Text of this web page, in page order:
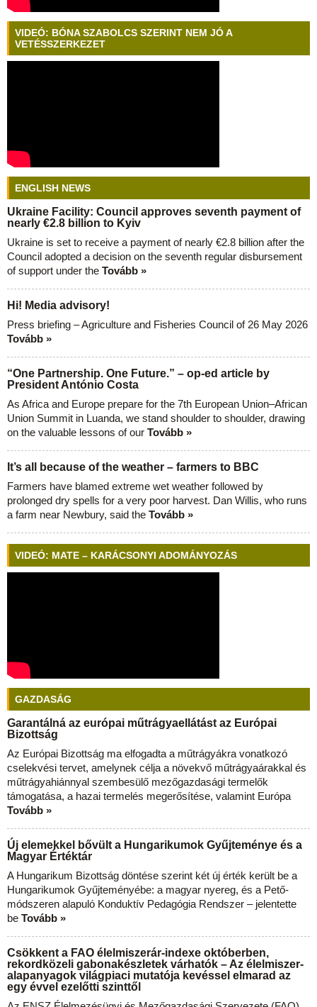
VIDEÓ: BÓNA SZABOLCS SZERINT NEM JÓ A
VETÉSSZERKEZET
ENGLISH NEWS
Ukraine Facility: Council approves seventh payment of
nearly €2.8 billion to Kyiv
Ukraine is set to receive a payment of nearly €2.8 billion after the
Council adopted a decision on the seventh regular disbursement
of support under the Tovább »
Hi! Media advisory!
Press briefing – Agriculture and Fisheries Council of 26 May 2026
Tovább »
“One Partnership. One Future.” – op-ed article by
President António Costa
As Africa and Europe prepare for the 7th European Union–African
Union Summit in Luanda, we stand shoulder to shoulder, drawing
on the valuable lessons of our Tovább »
It’s all because of the weather – farmers to BBC
Farmers have blamed extreme wet weather followed by
prolonged dry spells for a very poor harvest. Dan Willis, who runs
a farm near Newbury, said the Tovább »
VIDEÓ: MATE – KARÁCSONYI ADOMÁNYOZÁS
GAZDASÁG
Garantálná az európai műtrágyaellátást az Európai
Bizottság
Az Európai Bizottság ma elfogadta a műtrágyákra vonatkozó
cselekvési tervet, amelynek célja a növekvő műtrágyaárakkal és
műtrágyahiánnyal szembesülő mezőgazdasági termelők
támogatása, a hazai termelés megerősítése, valamint Európa
Tovább »
Új elemekkel bővült a Hungarikumok Gyűjteménye és a
Magyar Értéktár
A Hungarikum Bizottság döntése szerint két új érték került be a
Hungarikumok Gyűjteményébe: a magyar nyereg, és a Pető-
módszeren alapuló Konduktív Pedagógia Rendszer – jelentette
be Tovább »
Csökkent a FAO élelmiszerár-indexe októberben,
rekordközeli gabonakészletek várhatók – Az élelmiszer-
alapanyagok világpiaci mutatója kevéssel elmarad az
egy évvel ezelőtti szinttől